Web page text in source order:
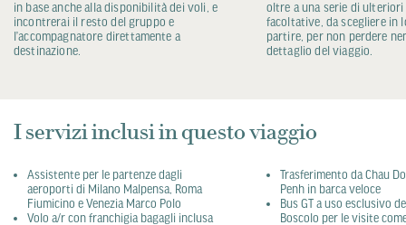
in base anche alla disponibilità dei voli, e
incontrerai il resto del gruppo e
l’accompagnatore direttamente a
destinazione.
oltre a una serie di ulteriori
facoltative, da scegliere in
partire, per non perdere
dettaglio del viaggio.
I servizi inclusi in questo viaggio
Assistente per le partenze dagli
aeroporti di Milano Malpensa, Roma
Fiumicino e Venezia Marco Polo
Volo a/r con franchigia bagagli inclusa
Trasferimento da Chau
Penh in barca veloce
Bus GT a uso esclusivo
Boscolo per le visite